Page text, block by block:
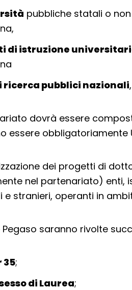
pubbliche statali o
di istruzione
ricerca pubblici nazionali
dovrà essere
essere obbligatoriamente
dei progetti di
nel partenariato) enti,
e stranieri, operanti in
Pegaso saranno rivolte
35;
di Laurea;